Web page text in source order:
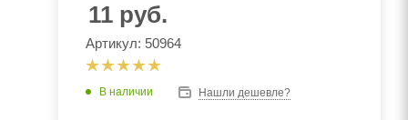
11руб.
Артикул: 50964
В наличии Нашли дешевле?